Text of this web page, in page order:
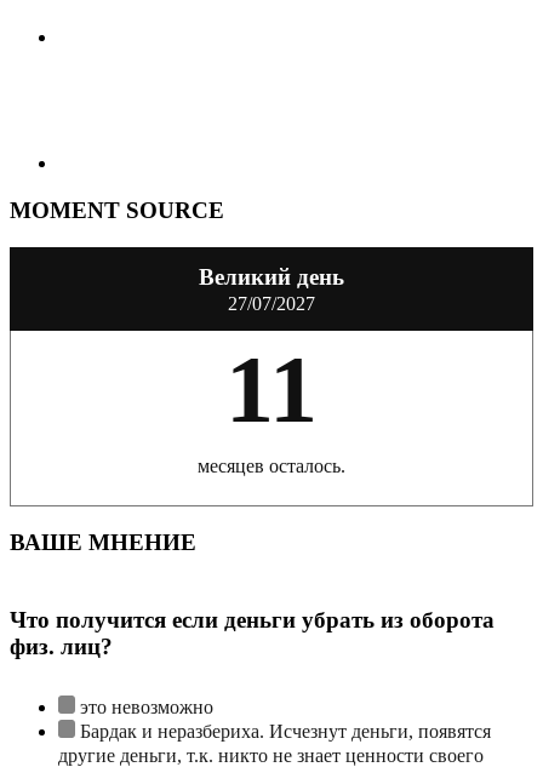
MOMENT SOURCE
Великий день
27/07/2027
11
месяцев осталось.
ВАШЕ МНЕНИЕ
Что получится если деньги убрать из оборота
физ. лиц?
это невозможно
Бардак и неразбериха. Исчезнут деньги, появятся
другие деньги, т.к. никто не знает ценности своего